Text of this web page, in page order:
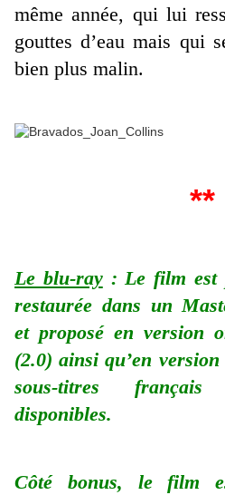
même année, qui lui
gouttes d’eau mais qui
bien plus malin.
**
Le blu-ray: Le film est
restaurée dans un
et proposé en version
(2.0) ainsi qu’en
sous-titres
disponibles.
Côté bonus, le film